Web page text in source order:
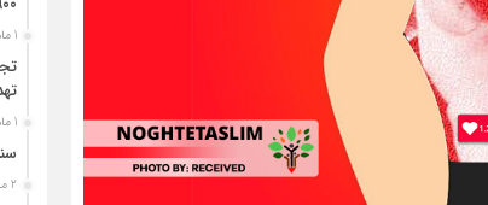
1 ماه قبل
1 ماه قبل
2 ماه قبل